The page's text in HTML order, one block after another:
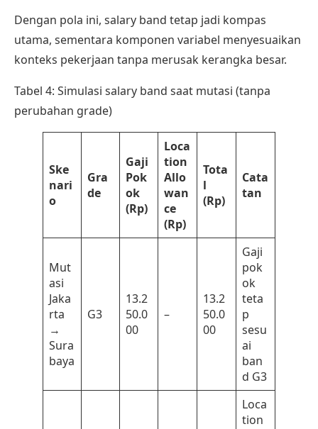
Dengan pola ini, salary band tetap jadi kompas
utama, sementara komponen variabel menyesuaikan
konteks pekerjaan tanpa merusak kerangka besar.
Tabel 4: Simulasi salary band saat mutasi (tanpa
perubahan grade)
Ske
nari
o
Gra
de
Gaji
Pok
ok
(Rp)
Loca
tion
Allo
wan
ce
(Rp)
Tota
l
(Rp)
Cata
tan
Mut
asi
Jaka
rta
→
Sura
baya
G3
13.2
50.0
00
–
13.2
50.0
00
Gaji
pok
ok
teta
p
sesu
ai
ban
d G3
Loca
tion